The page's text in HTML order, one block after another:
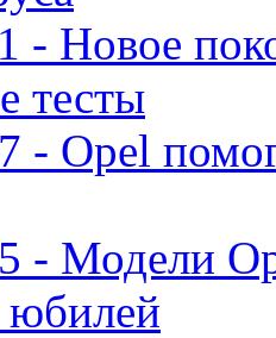
- Новое
тесты
- Opel
- Модели
юбилей